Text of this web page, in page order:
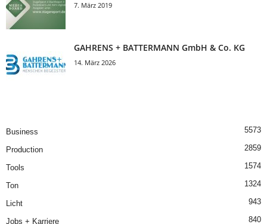
7. März 2019
GAHRENS + BATTERMANN GmbH & Co. KG
14. März 2026
Business 5573
Production 2859
Tools 1574
Ton 1324
Licht 943
Jobs + Karriere 840